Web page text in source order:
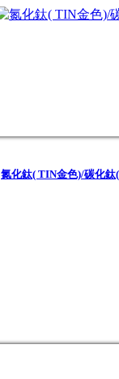
氮化鈦( TIN金色)/碳化